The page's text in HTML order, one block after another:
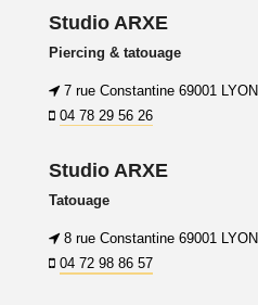
Studio ARXE
Piercing & tatouage
7 rue Constantine 69001 LYON
04 78 29 56 26
Studio ARXE
Tatouage
8 rue Constantine 69001 LYON
04 72 98 86 57